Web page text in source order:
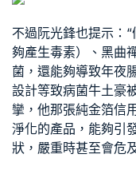
不過阮光鋒也提示：
夠產生毒素）、黑曲
菌，還能夠導致年夜
設計等致病菌牛土豪
攣，他那張純金箔信
淨化的產品，能夠引
狀，嚴重時甚至會危